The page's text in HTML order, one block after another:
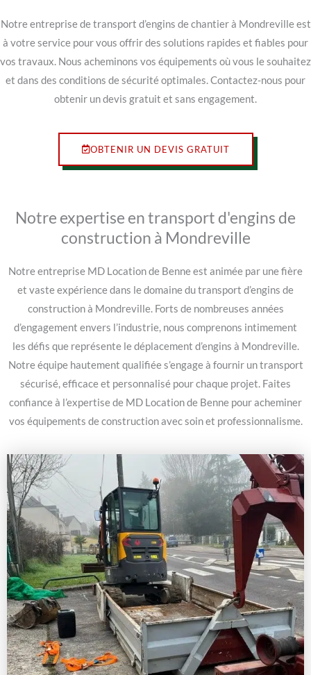
Notre entreprise de transport d’engins de chantier à Mondreville est
à votre service pour vous offrir des solutions rapides et fiables pour
vos travaux. Nous acheminons vos équipements où vous le souhaitez
et dans des conditions de sécurité optimales. Contactez-nous pour
obtenir un devis gratuit et sans engagement.
OBTENIR UN DEVIS GRATUIT
Notre expertise en transport d'engins de
construction à Mondreville
Notre entreprise MD Location de Benne est animée par une fière
et vaste expérience dans le domaine du transport d’engins de
construction à Mondreville. Forts de nombreuses années
d’engagement envers l’industrie, nous comprenons intimement
les défis que représente le déplacement d’engins à Mondreville.
Notre équipe hautement qualifiée s’engage à fournir un transport
sécurisé, efficace et personnalisé pour chaque projet. Faites
confiance à l’expertise de MD Location de Benne pour acheminer
vos équipements de construction avec soin et professionnalisme.